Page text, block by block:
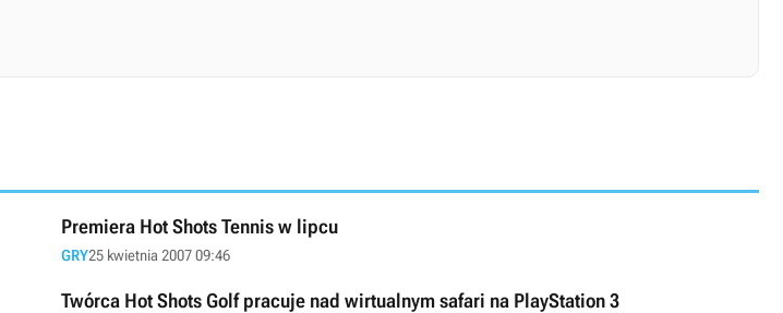
Premiera Hot Shots Tennis w lipcu
GRY25 kwietnia 2007 09:46
Twórca Hot Shots Golf pracuje nad wirtualnym safari na PlayStation 3